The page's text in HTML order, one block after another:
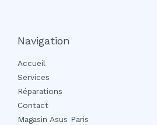
Navigation
Accueil
Services
Réparations
Contact
Magasin Asus Paris